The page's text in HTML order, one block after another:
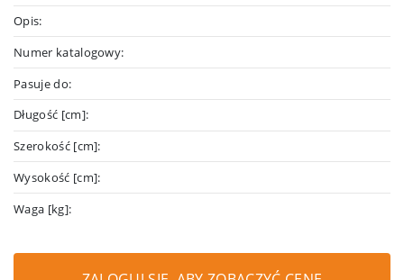
Opis:
Numer katalogowy:
Pasuje do:
Długość [cm]:
Szerokość [cm]:
Wysokość [cm]:
Waga [kg]: